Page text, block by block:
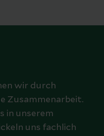
wir durch
Zusammenarbeit.
in unserem
uns fachlich